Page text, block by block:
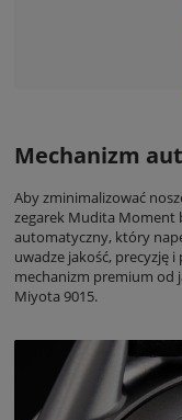
Mechanizm
Aby zminimalizować
zegarek Mudita Moment
automatyczny, który
uwadze jakość, precyzję i
mechanizm premium od
Miyota 9015.